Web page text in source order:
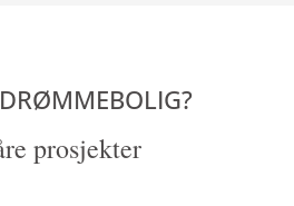
prosjekter